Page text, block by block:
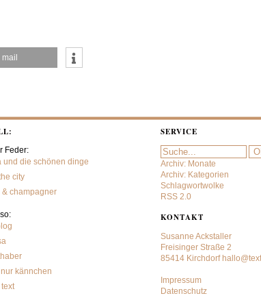
mail
Feder:
und die schönen dinge
city
& champagner
kännchen
SERVICE
Archiv: Monate
Archiv: Kategorien
Schlagwortwolke
RSS 2.0
KONTAKT
Susanne Ackstaller
Freisinger Straße 2
85414 Kirchdorf
Impressum
Datenschutz